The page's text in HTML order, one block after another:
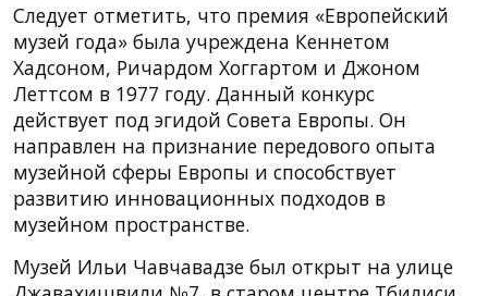
Следует отметить, что премия «Европейский
музей года» была учреждена Кеннетом
Хадсоном, Ричардом Хоггартом и Джоном
Леттсом в 1977 году. Данный конкурс
действует под эгидой Совета Европы. Он
направлен на признание передового опыта
музейной сферы Европы и способствует
развитию инновационных подходов в
музейном пространстве.
Музей Ильи Чавчавадзе был открыт на улице